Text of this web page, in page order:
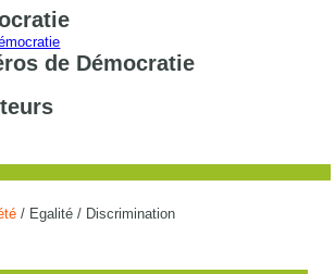
de Démocratie
/ Egalité / Discrimination